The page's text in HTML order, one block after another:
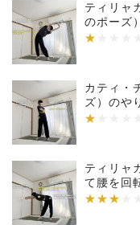
ティリャ
のポーズ
★
カティ・
ズ）のや
★
ティリャ
て腰を回
★★★